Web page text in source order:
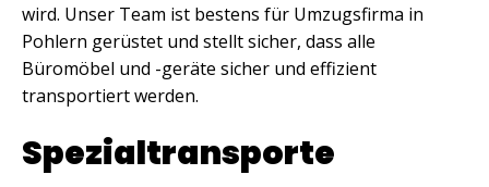
wird. Unser Team ist bestens für Umzugsfirma in
Pohlern gerüstet und stellt sicher, dass alle
Büromöbel und -geräte sicher und effizient
transportiert werden.
Spezialtransporte